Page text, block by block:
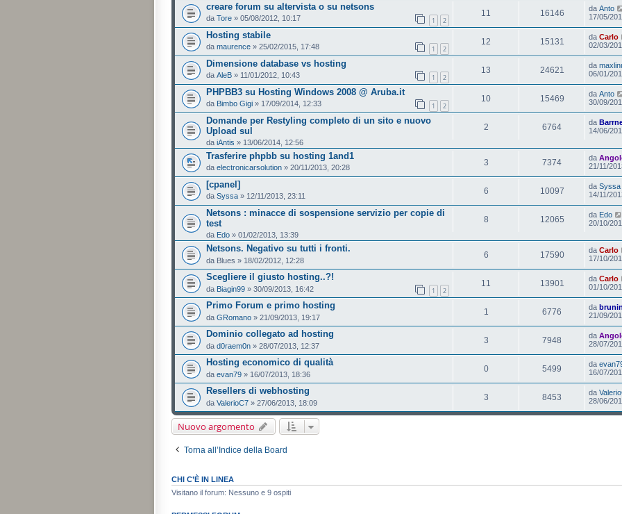
creare forum su altervista o su netsons
da Tore » 05/08/2012, 10:17 1 2
11 16146 da Anto
17/05/
Hosting stabile
da maurence » 25/02/2015, 17:48 1 2
12 15131 da Carlo
02/03/
Dimensione database vs hosting
da AleB » 11/01/2012, 10:43 1 2
13 24621 da
06/01/
PHPBB3 su Hosting Windows 2008 @ Aruba.it
da Bimbo Gigi » 17/09/2014, 12:33 1 2
10 15469 da Anto
30/09/
Domande per Restyling completo di un sito e nuovo
Upload sul
da iAntis » 13/06/2014, 12:56
2 6764 da
14/06/
Trasferire phpbb su hosting 1and1
da electronicarsolution » 20/11/2013, 20:28
3 7374 da
21/11/
[cpanel]
da Syssa » 12/11/2013, 23:11
6 10097 da Syssa
14/11/
Netsons : minacce di sospensione servizio per copie di
test
da Edo » 01/02/2013, 13:39
8 12065 da Edo
20/10/
Netsons. Negativo su tutti i fronti.
da Blues » 18/02/2012, 12:28
6 17590 da Carlo
17/10/
Scegliere il giusto hosting..?!
da Biagin99 » 30/09/2013, 16:42 1 2
11 13901 da Carlo
01/10/
Primo Forum e primo hosting
da GRomano » 21/09/2013, 19:17
1 6776 da
21/09/
Dominio collegato ad hosting
da d0raem0n » 28/07/2013, 12:37
3 7948 da
28/07/
Hosting economico di qualità
da evan79 » 16/07/2013, 18:36
0 5499 da
16/07/
Resellers di webhosting
da ValerioC7 » 27/06/2013, 18:09
3 8453 da
28/06/
Nuovo argomento
Torna all’Indice della Board
CHI C’È IN LINEA
Visitano il forum: Nessuno e 9 ospiti